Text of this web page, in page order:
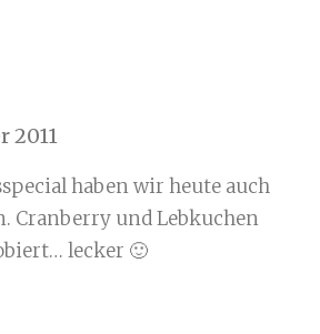
2011
haben wir heute auch
Cranberry und Lebkuchen
lecker 🙂